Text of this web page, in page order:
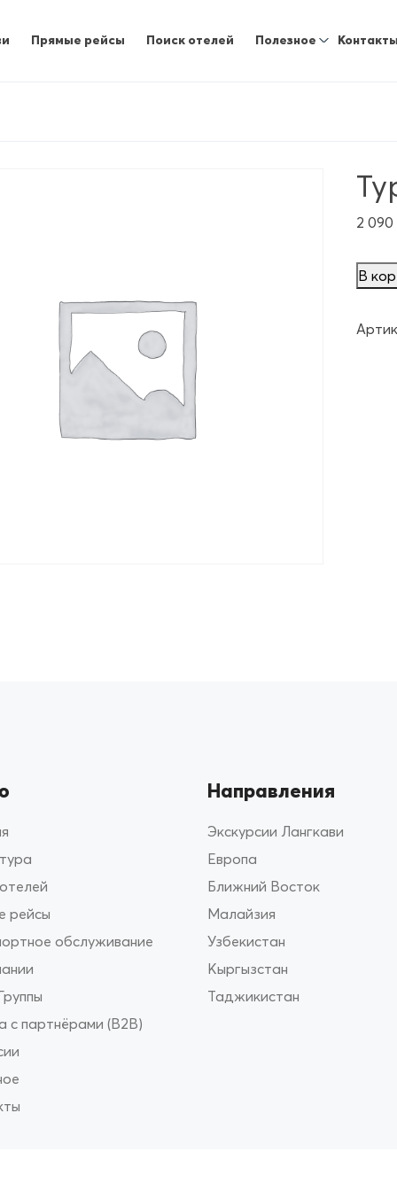
Прямые рейсы Поиск отелей Полезное Контакты
2
В
рейсы
обслуживание
с партнёрами (B2B)
Направления
Экскурсии Лангкави
Европа
Ближний Восток
Малайзия
Узбекистан
Кыргызстан
Таджикистан